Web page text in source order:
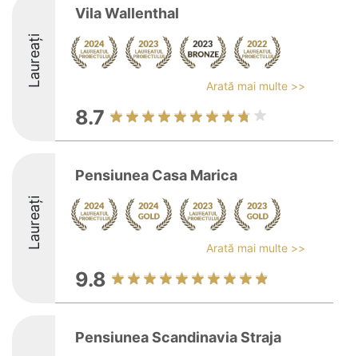
Laureați
Vila Wallenthal
Arată mai multe >>
8.7
Laureați
Pensiunea Casa Marica
Arată mai multe >>
9.8
Pensiunea Scandinavia Straja